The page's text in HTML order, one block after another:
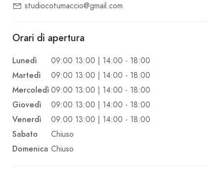
studiocotumaccio@gmail.com
Orari di apertura
Lunedì
09:00 13:00 | 14:00 - 18:00
Martedì
09:00 13:00 | 14:00 - 18:00
Mercoledì 09:00 13:00 | 14:00 - 18:00
Giovedì
09:00 13:00 | 14:00 - 18:00
Venerdì
09:00 13:00 | 14:00 - 18:00
Sabato
Chiuso
Domenica Chiuso